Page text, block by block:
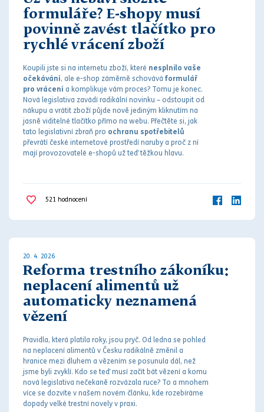
formuláře? E-shopy musí
povinně zavést tlačítko pro
rychlé vrácení zboží
Koupili jste si na internetu zboží, které nesplnilo vaše
očekávání, ale e-shop záměrně schovává formulář
pro vrácení a komplikuje vám proces? Tomu je konec.
Nová legislativa zavádí radikální novinku – odstoupit od
nákupu a vrátit zboží půjde nově jediným kliknutím na
jasně viditelné tlačítko přímo na webu. Přečtěte si, jak
tato legislativní zbraň pro ochranu spotřebitelů
převrátí české internetové prostředí naruby a proč z ní
mají provozovatelé e-shopů už teď těžkou hlavu.
521 hodnocení
20. 4. 2026
Reforma trestního zákoníku:
neplacení alimentů už
automaticky neznamená
vězení
Pravidla, která platila roky, jsou pryč. Od ledna se pohled
na neplacení alimentů v Česku radikálně změnil a
hranice mezi dluhem a vězením se posunula dál, než
jsme byli zvyklí. Kdo se teď musí začít bát vězení a komu
nová legislativa nečekaně rozvázala ruce? To a mnohem
více se dozvíte v našem novém článku, kde rozebíráme
dopady velké trestní novely v praxi.